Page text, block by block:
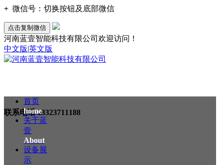
+ 微信号： 切换按钮及底部微信
点击复制微信
河南蓝壹智能科技有限公司欢迎访问！
中文版|英文版
联系电话13323711188
首页
home
关于蓝
壹
About
设备展
示